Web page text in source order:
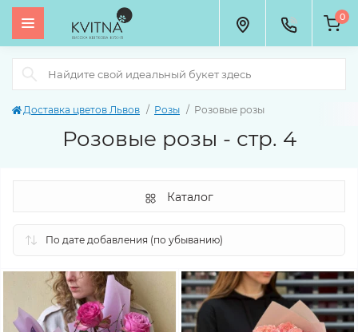
0
Доставка цветов Львов Розы Розовые розы
Розовые розы - стр. 4
Каталог